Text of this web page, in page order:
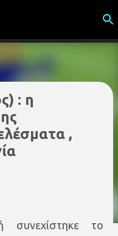
: η
,
συνεχίστηκε το